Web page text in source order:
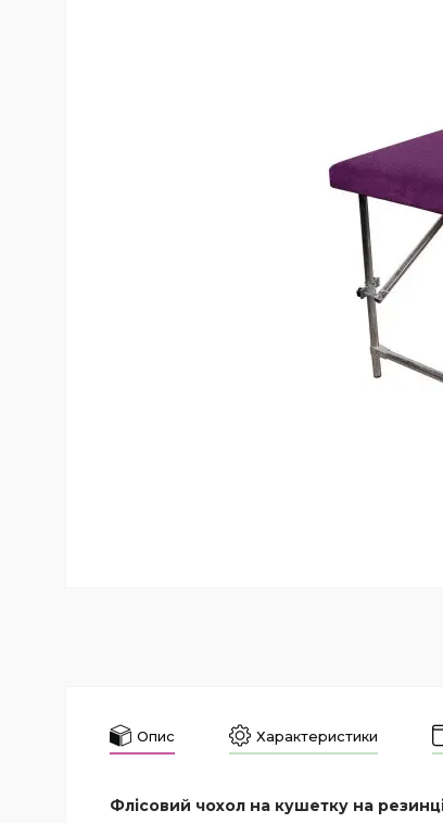
Опис Характеристики
Флісовий чохол на кушетку на